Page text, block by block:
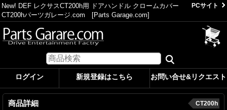
New! DEF レクサスCT200h用 ドアハンドル クロームカバー
CT200hパーツガレージ.com [Parts Garage.com]
PCサイト
ログイン 新規登録はこちら お問い合せ&リクエスト
商品詳細 CT200h